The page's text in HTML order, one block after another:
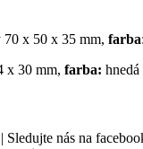
70 x 50 x 35 mm, farba
x 30 mm, farba: hnedá
Sledujte nás na